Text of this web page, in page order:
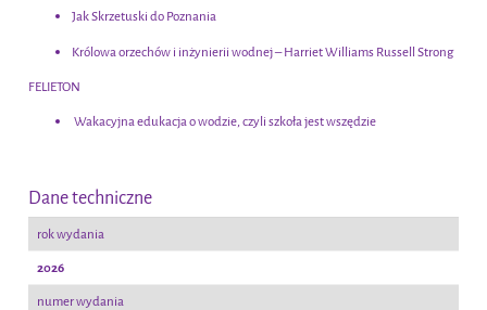
Jak Skrzetuski do Poznania
Królowa orzechów i inżynierii wodnej – Harriet Williams Russell Strong
FELIETON
Wakacyjna edukacja o wodzie, czyli szkoła jest wszędzie
Dane techniczne
rok wydania
2026
numer wydania